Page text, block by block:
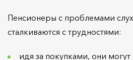
Пенсионеры с проблемами
сталкиваются с трудностями:
идя за покупками, они